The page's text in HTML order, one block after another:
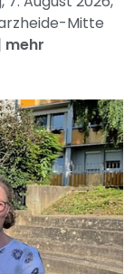
Mitte
mehr